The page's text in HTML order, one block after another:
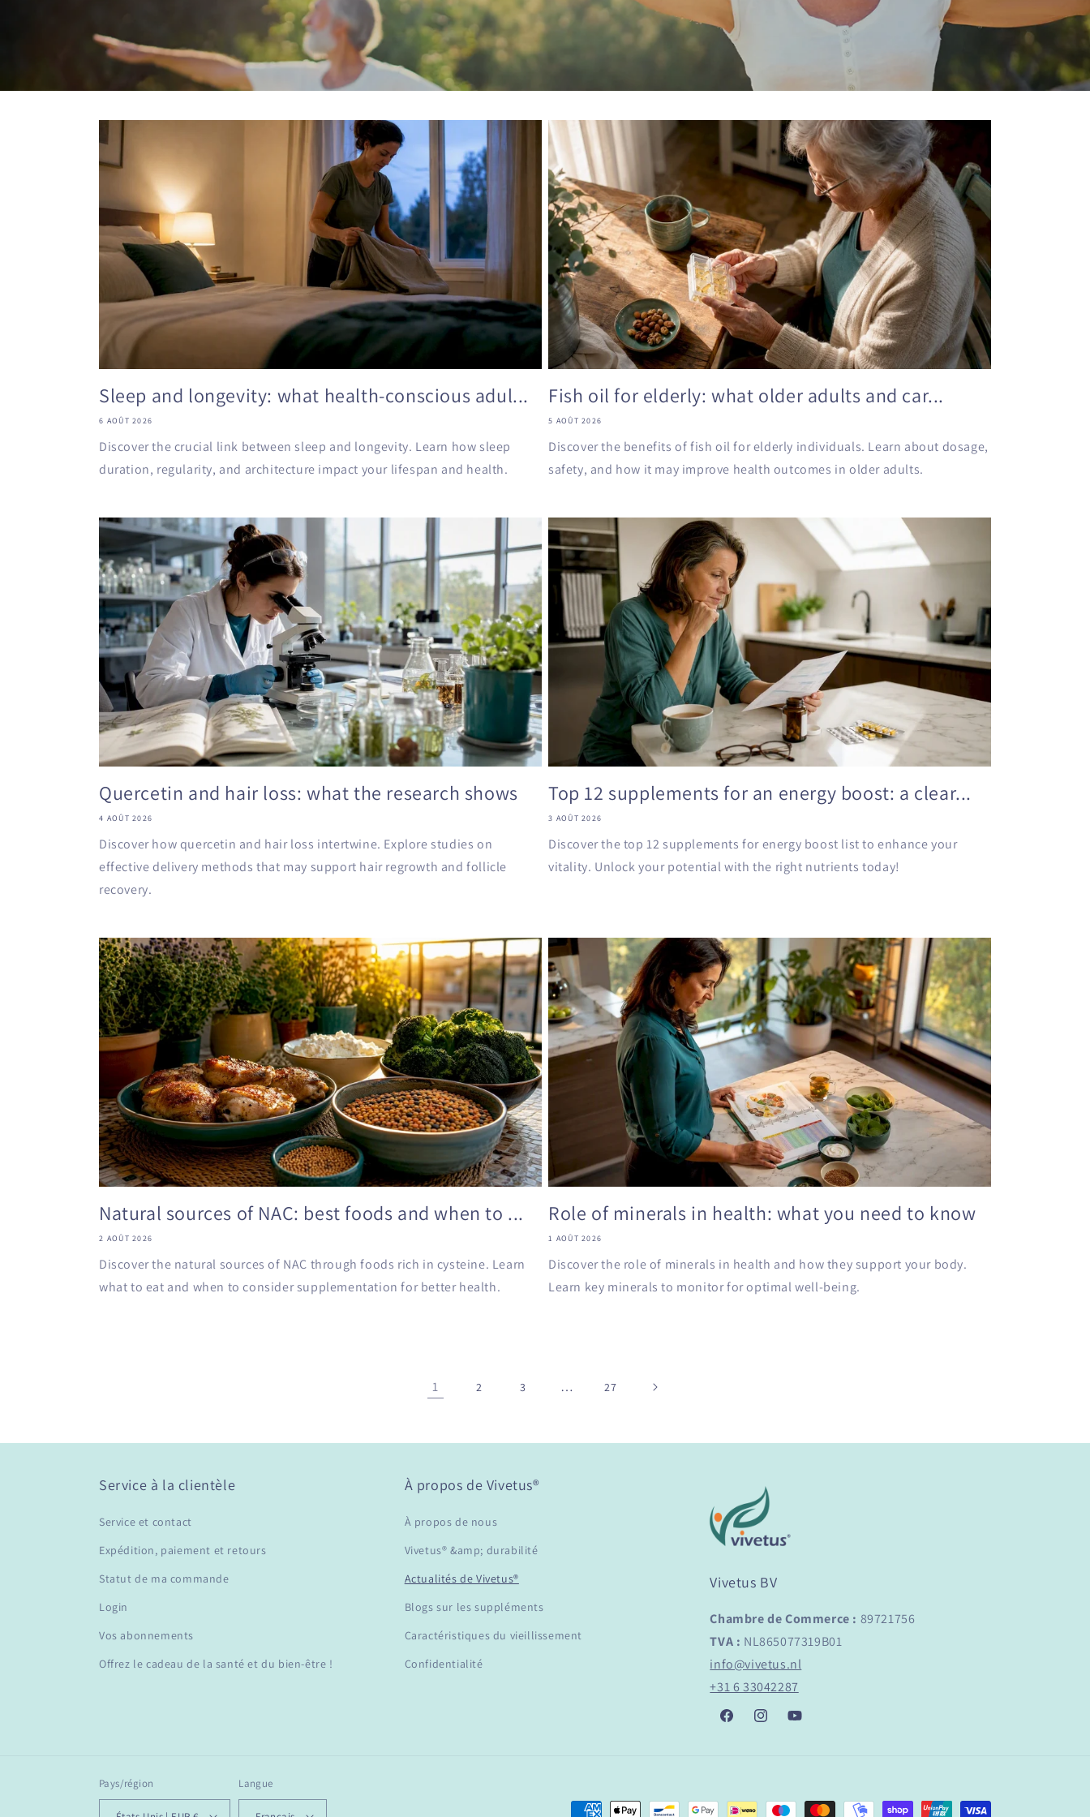
Sleep and longevity: what health-conscious adul...
6 AOÛT 2026
Discover the crucial link between sleep and longevity. Learn how sleep
duration, regularity, and architecture impact your lifespan and health.
Fish oil for elderly: what older adults and car...
5 AOÛT 2026
Discover the benefits of fish oil for elderly individuals. Learn about dosage,
safety, and how it may improve health outcomes in older adults.
Quercetin and hair loss: what the research shows
4 AOÛT 2026
Discover how quercetin and hair loss intertwine. Explore studies on
effective delivery methods that may support hair regrowth and follicle
recovery.
Top 12 supplements for an energy boost: a clear...
3 AOÛT 2026
Discover the top 12 supplements for energy boost list to enhance your
vitality. Unlock your potential with the right nutrients today!
Natural sources of NAC: best foods and when to ...
2 AOÛT 2026
Discover the natural sources of NAC through foods rich in cysteine. Learn
what to eat and when to consider supplementation for better health.
Role of minerals in health: what you need to know
1 AOÛT 2026
Discover the role of minerals in health and how they support your body.
Learn key minerals to monitor for optimal well-being.
1 2 3 … 27
Service à la clientèle
Service et contact
Expédition, paiement et retours
Statut de ma commande
Login
Vos abonnements
Offrez le cadeau de la santé et du bien-être !
À propos de Vivetus®
À propos de nous
Vivetus® &amp; durabilité
Actualités de Vivetus®
Blogs sur les suppléments
Caractéristiques du vieillissement
Confidentialité
Vivetus BV
Chambre de Commerce : 89721756
TVA : NL865077319B01
info@vivetus.nl
+31 6 33042287
FacebookInstagramYouTube
Pays/région Langue
Moyens